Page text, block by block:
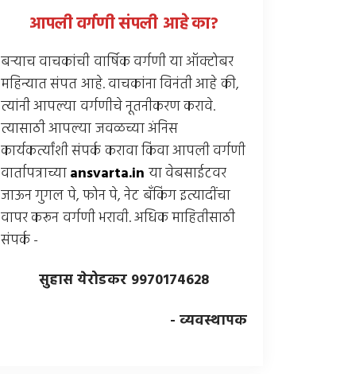
आपली वर्गणी संपली आहेका?
बर्‍याच वाचकांची वार्षिक वर्गणी या ऑक्टोबर
महिन्यात संपत आहे. वाचकांना विनंती आहे की,
त्यांनी आपल्या वर्गणीचे नूतनीकरण करावे.
त्यासाठी आपल्या जवळच्या अंनिस
कार्यकर्त्यांशी संपर्क करावा किंवा आपली वर्गणी
वार्तापत्राच्याansvarta.in या वेबसाईटवर
जाऊन गुगल पे, फोन पे, नेट बँकिंग इत्यादींचा
वापर करून वर्गणी भरावी. अधिक माहितीसाठी
संपर्क -
सुहास येरोडकर 9970174628
- व्यवस्थापक